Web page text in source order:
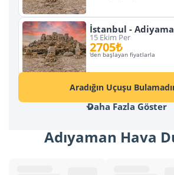
İstanbul -
15 Ekim Per
2705₺
'den başlayan fiyatlarla
Daha Fazla Göster
Aradığın Uçuşu
Adıyaman Hava